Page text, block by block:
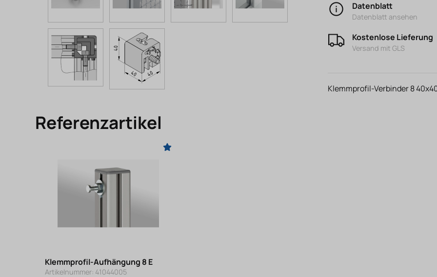
Datenblatt
Datenblatt ansehen
Kostenlose Lieferung
Versand mit GLS
Klemmprofil-Verbinder 8
Referenzartikel
Klemmprofil-Aufhängung 8 E
Artikelnummer: 41044005